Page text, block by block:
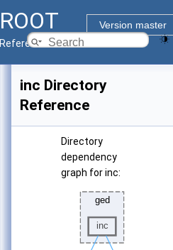
ROOT
Version master
Reference Guide
inc Directory
Reference
Directory
dependency
graph for inc: